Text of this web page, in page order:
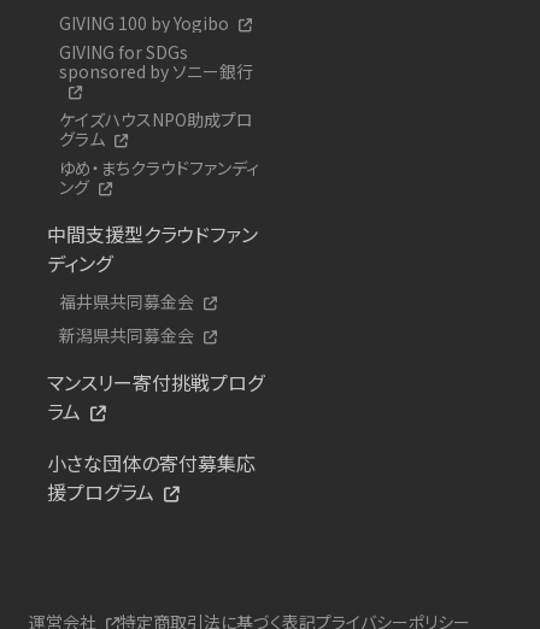
GIVING 100 by Yogibo
GIVING for SDGs
sponsored by ソニー銀行
ケイズハウスNPO助成プロ
グラム
ゆめ・まちクラウドファンディ
ング
中間支援型クラウドファン
ディング
福井県共同募金会
新潟県共同募金会
マンスリー寄付挑戦プログ
ラム
小さな団体の寄付募集応
援プログラム
運営会社 特定商取引法に基づく表記プライバシーポリシー